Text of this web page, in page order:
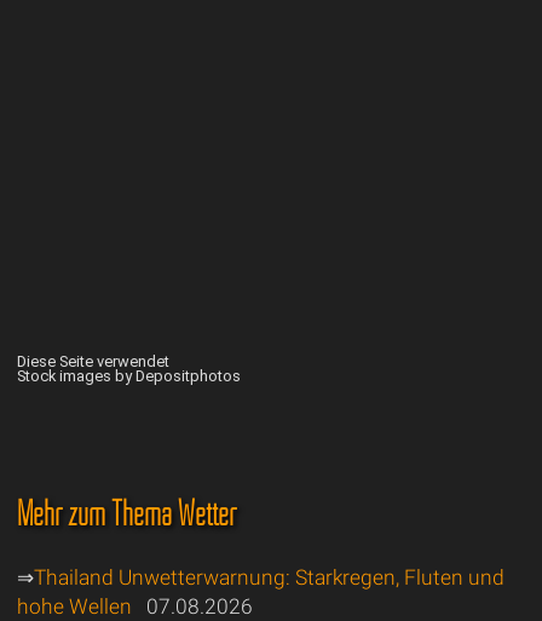
Diese Seite verwendet
Stock images by Depositphotos
Mehr zum Thema Wetter
⇒Thailand Unwetterwarnung: Starkregen, Fluten und
hohe Wellen 07.08.2026